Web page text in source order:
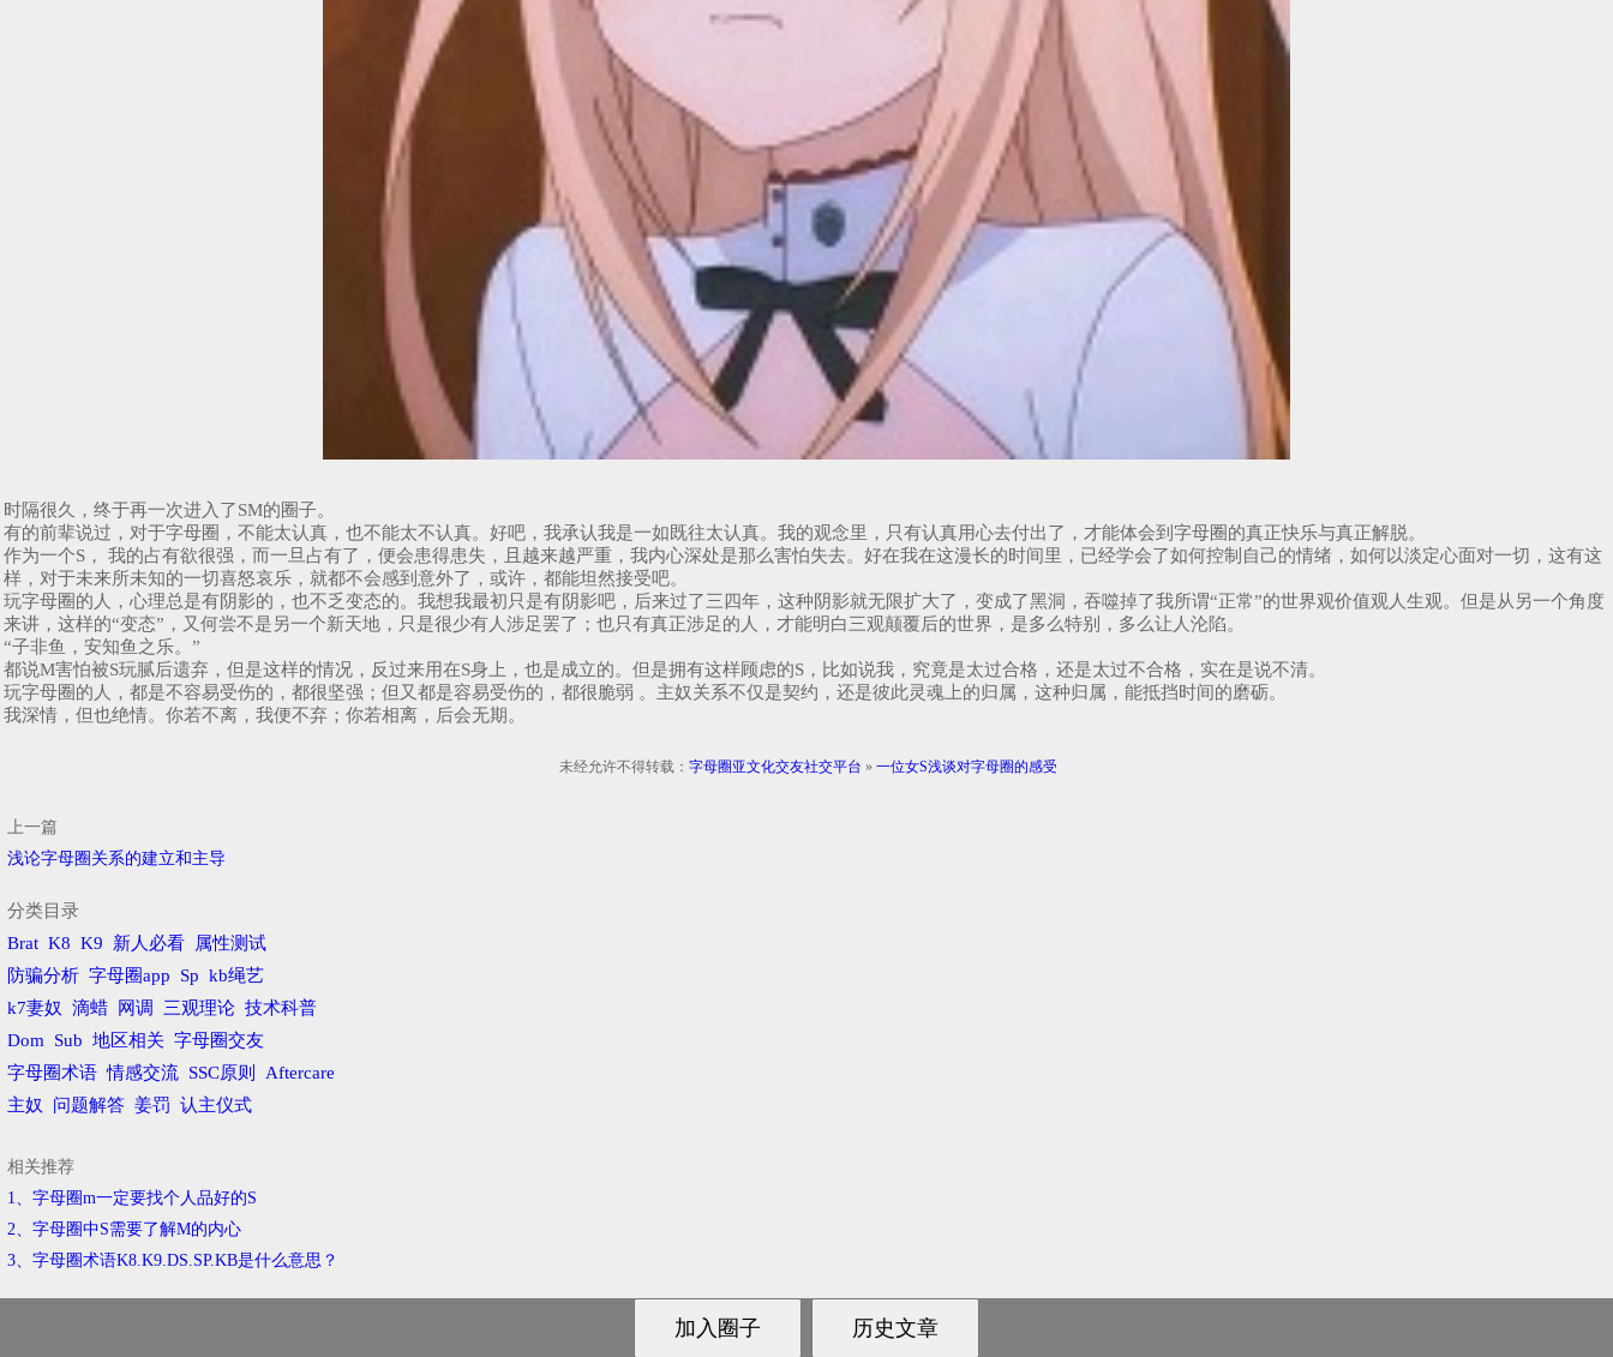
时隔很久，终于再一次进入了SM的圈子。
有的前辈说过，对于字母圈，不能太认真，也不能太不认真。好吧，我承认我是一如既往太认真。我的观念里，只有认真用心去付出了，才能体会到字母圈的真正快乐与真正解脱。
作为一个S， 我的占有欲很强，而一旦占有了，便会患得患失，且越来越严重，我内心深处是那么害怕失去。好在我在这漫长的时间里，已经学会了如何控制自己的情绪，如何以淡定心面对一切，这有这
样，对于未来所未知的一切喜怒哀乐，就都不会感到意外了，或许，都能坦然接受吧。
玩字母圈的人，心理总是有阴影的，也不乏变态的。我想我最初只是有阴影吧，后来过了三四年，这种阴影就无限扩大了，变成了黑洞，吞噬掉了我所谓“正常”的世界观价值观人生观。但是从另一个角度
来讲，这样的“变态”，又何尝不是另一个新天地，只是很少有人涉足罢了；也只有真正涉足的人，才能明白三观颠覆后的世界，是多么特别，多么让人沦陷。
“子非鱼，安知鱼之乐。”
都说M害怕被S玩腻后遗弃，但是这样的情况，反过来用在S身上，也是成立的。但是拥有这样顾虑的S，比如说我，究竟是太过合格，还是太过不合格，实在是说不清。
玩字母圈的人，都是不容易受伤的，都很坚强；但又都是容易受伤的，都很脆弱 。主奴关系不仅是契约，还是彼此灵魂上的归属，这种归属，能抵挡时间的磨砺。
我深情，但也绝情。你若不离，我便不弃；你若相离，后会无期。
未经允许不得转载： 字母圈亚文化交友社交平台 » 一位女S浅谈对字母圈的感受
上一篇
浅论字母圈关系的建立和主导
分类目录
Brat K8 K9 新人必看
属性测试
防骗分析 字母圈app Sp kb绳艺
k7妻奴
滴蜡 网调 三观理论 技术科普
Dom Sub 地区相关 字母圈交友
字母圈术语 情感交流 SSC原则
Aftercare
主奴
问题解答 姜罚 认主仪式
相关推荐
1、字母圈m一定要找个人品好的S
2、字母圈中S需要了解M的内心
3、字母圈术语K8.K9.DS.SP.KB是什么意思？
鄂ICP备2021004520号-3 © 2018-2021 锁魂庄-字母圈亚文化交友社交平台